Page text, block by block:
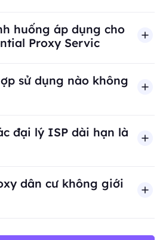
huống áp dụng cho
Proxy Servic
sử dụng nào không
hỗ trợ gian lận, spam, tương
đại lý ISP dài hạn là
dân cư không giới